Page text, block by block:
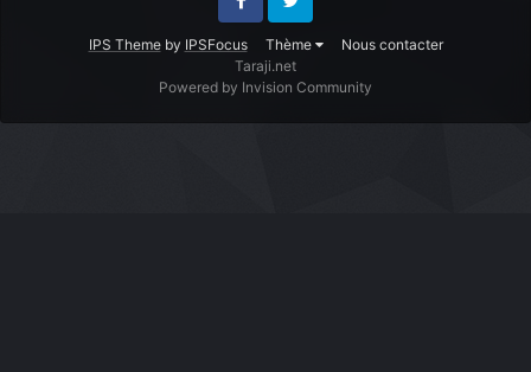
IPS Themeby IPSFocus Thème Nous contacter
FacebookTwitter
Taraji.net
Powered by Invision Community